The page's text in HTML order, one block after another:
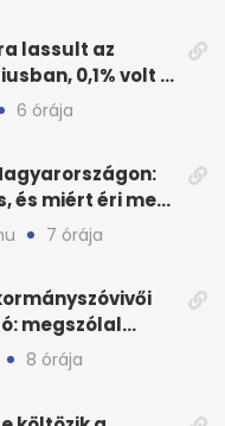
ra lassult az
0,1% volt a
6 órája
és miért éri meg
7 órája
megszólal
is
8 órája